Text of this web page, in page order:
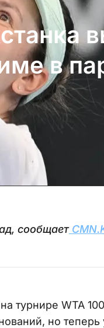
в
сообщает
турнире WTA
но